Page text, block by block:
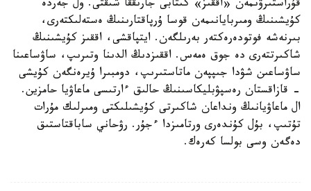
قۇراستىرۋىمەن «اققىز» كىتابى جارىققا شىقتى. ول جەردە
كۇيشىنىڭ ومىربايانىمەن قوسا ۇرپاقتارىنىڭ ەستەلىكتەرى،
بىرنەشە فوتودەرەكتەر بەرىلگەن. ايتپاقشى، اققىز كۇيشىنىڭ
شاكىرتتەرى دە جوق ەمەس. اققىزدىڭ الدىنا وتىرىپ، ساۋساعىنا
ساۋساعىن شۋدا جىپپەن ماتاستىرىپ، دومبىرا ۇيرەنگەن كۇيشى
- قازاقستان رەسپۋبليكاسىنىڭ حالىق ءارتىسى ماعاۋيا حامزين.
ال ماعاۋيانىڭ ونداعان شاكىرتى كۇيشىلىكتى ومىرلىك مۇرات
تۇتىپ، بۇل كۇندەرى ورتامىزدا ءجۇر. رۋحاني ساباقتاستىق
دەگەن وسى بولسا كەرەك.